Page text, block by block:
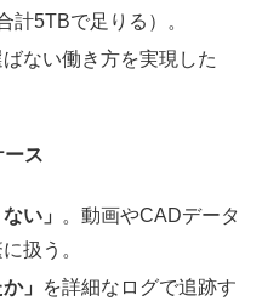
計5TBで足りる）。
ない働き方を実現した
ース
い」
。動画やCADデータ
扱う。
」
を詳細なログで追跡す